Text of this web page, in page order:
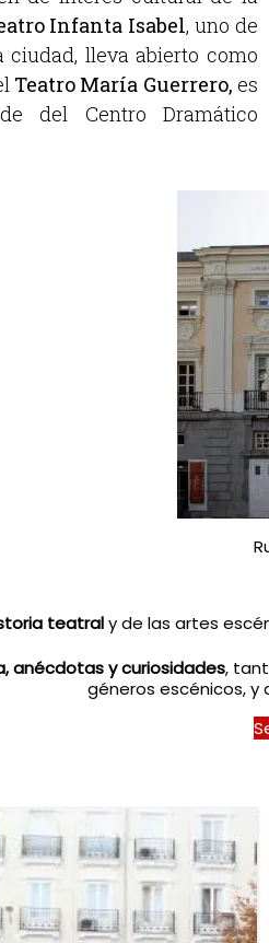
Infanta Isabel, uno de
lleva abierto como
Teatro María Guerrero,es
del Centro Dramático
teatraly de las artes
anécdotas y curiosidades,
géneros escénicos, y